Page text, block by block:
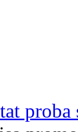
proba